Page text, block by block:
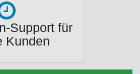
Support für
Kunden